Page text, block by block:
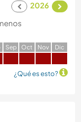
2026
Sep Oct Nov Dic
¿Qué es esto?